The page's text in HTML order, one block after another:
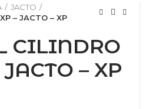
JACTO
– JACTO – XP
CILINDRO
– XP